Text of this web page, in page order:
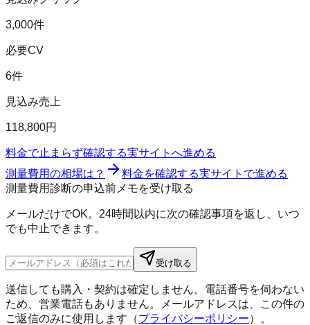
3,000件
必要CV
6件
見込み売上
118,800円
料金で止まらず確認する実サイトへ進める
測量費用の相場は？
料金を確認する実サイトで進める
測量費用診断の申込前メモを受け取る
メールだけでOK。24時間以内に次の確認事項を返し、いつ
でも中止できます。
受け取る
送信しても購入・契約は確定しません。電話番号を伺わない
ため、営業電話もありません。メールアドレスは、この件の
ご返信のみに使用します（プライバシーポリシー）。